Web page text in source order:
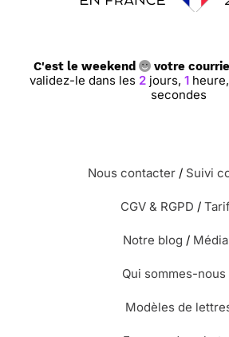
C'est le weekend votre
validez-le dans les 2jours, 1heure,
secondes
Nous contacter / Suivi
CGV & RGPD /
Notre blog /
Qui sommes-nous
Modèles de